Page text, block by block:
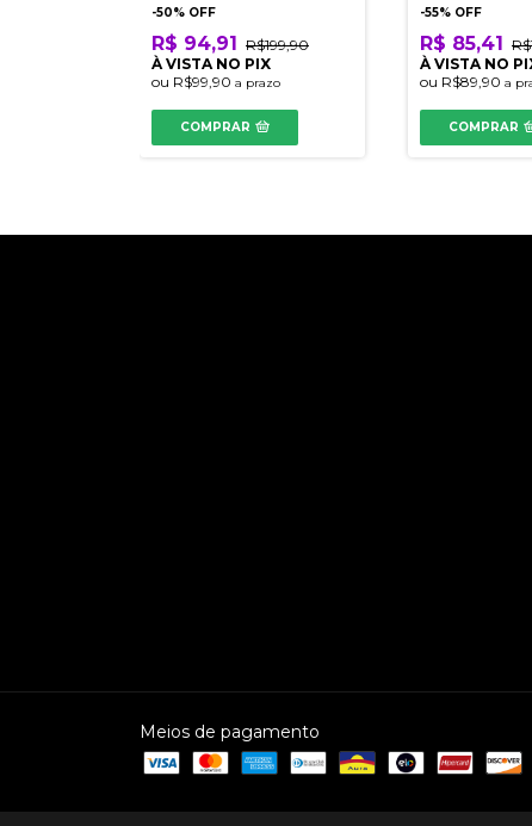
-50% OFF
R$ 94,91
R$199,90
À VISTA NO PIX
ou R$99,90 a prazo
COMPRAR
-55% OFF
R$ 85,41
À VISTA NO
ou R$89,90 a
COMPRAR
Meios de pagamento